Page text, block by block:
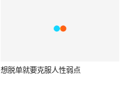
想脱单就要克服人性弱点